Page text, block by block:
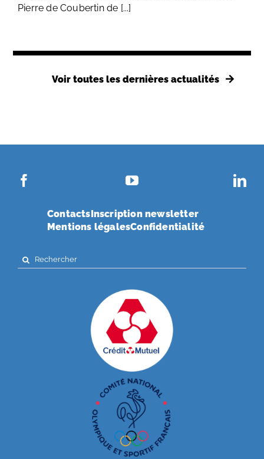
Pierre de Coubertin de [...]
Voir toutes les dernières actualités
ContactsInscription newsletter
Mentions légalesConfidentialité
Search
for: